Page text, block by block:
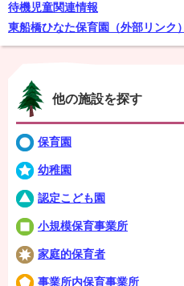
待機児童関連情報
東船橋ひなた保育園（外部リンク）
他の施設を探す
保育園
幼稚園
認定こども園
小規模保育事業所
家庭的保育者
事業所内保育事業所